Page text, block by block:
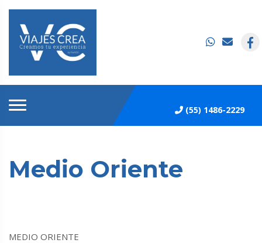
(55) 1486-2229
Medio Oriente
MEDIO ORIENTE